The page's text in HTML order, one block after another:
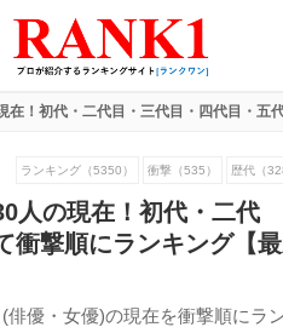
！初代・二代目・三代目・四代目・五
ランキング（5350） 衝撃（535） 歴代（
人の現在！初代・二代
衝撃順にランキング【
優・女優)の現在を衝撃順にラ